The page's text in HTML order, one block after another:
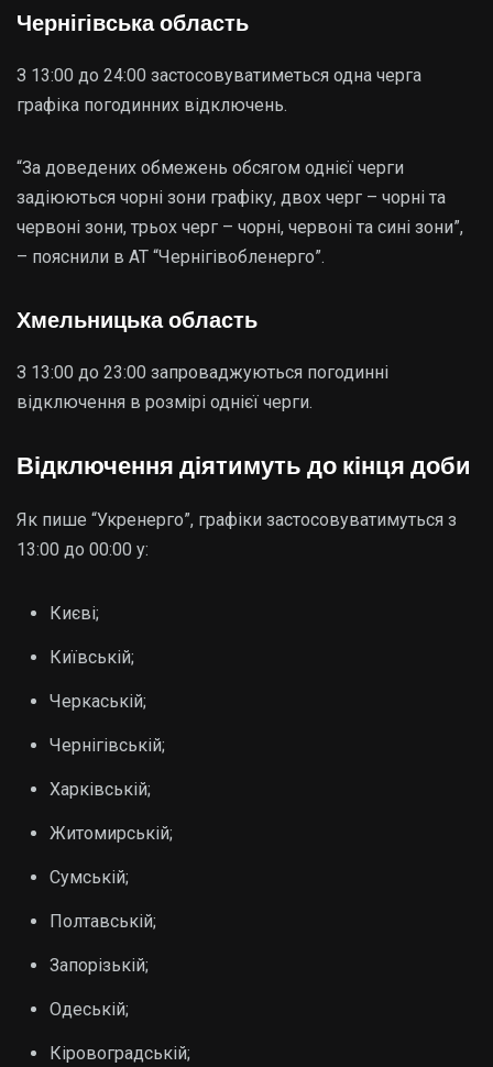
Чернігівська область
З 13:00 до 24:00 застосовуватиметься одна черга
графіка погодинних відключень.
“За доведених обмежень обсягом однієї черги
задіюються чорні зони графіку, двох черг – чорні та
червоні зони, трьох черг – чорні, червоні та сині зони”,
– пояснили в АТ “Чернігівобленерго”.
Хмельницька область
З 13:00 до 23:00 запроваджуються погодинні
відключення в розмірі однієї черги.
Відключення діятимуть до кінця доби
Як пише “Укренерго”, графіки застосовуватимуться з
13:00 до 00:00 у:
Києві;
Київській;
Черкаській;
Чернігівській;
Харківській;
Житомирській;
Сумській;
Полтавській;
Запорізькій;
Одеській;
Кіровоградській;